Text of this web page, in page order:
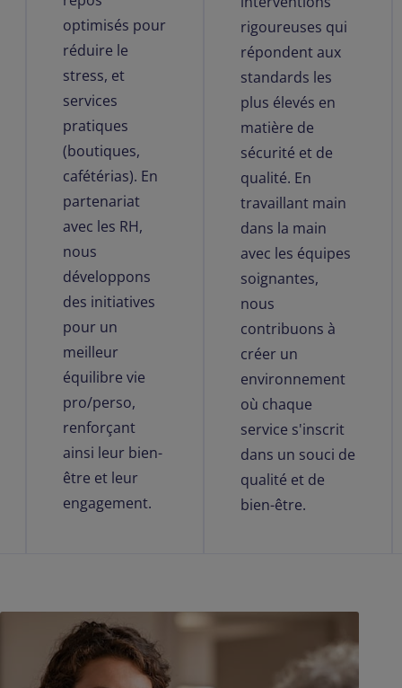
optimisés pour
réduire le
stress, et
services
pratiques
(boutiques,
cafétérias). En
partenariat
avec les RH,
nous
développons
des initiatives
pour un
meilleur
équilibre vie
pro/perso,
renforçant
ainsi leur bien-
être et leur
engagement.
rigoureuses qui
répondent aux
standards les
plus élevés en
matière de
sécurité et de
qualité. En
travaillant main
dans la main
avec les équipes
soignantes,
nous
contribuons à
créer un
environnement
où chaque
service s'inscrit
dans un souci de
qualité et de
bien-être.